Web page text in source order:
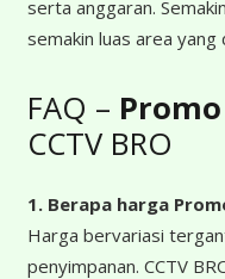
serta anggaran.
semakin luas area yang
FAQ – Promo
CCTV BRO
1. Berapa harga
Harga bervariasi
penyimpanan. CCTV